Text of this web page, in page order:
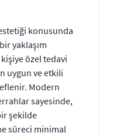
konusunda
yaklaşım
özel tedavi
uygun ve etkili
Modern
sayesinde,
şekilde
süreci minimal